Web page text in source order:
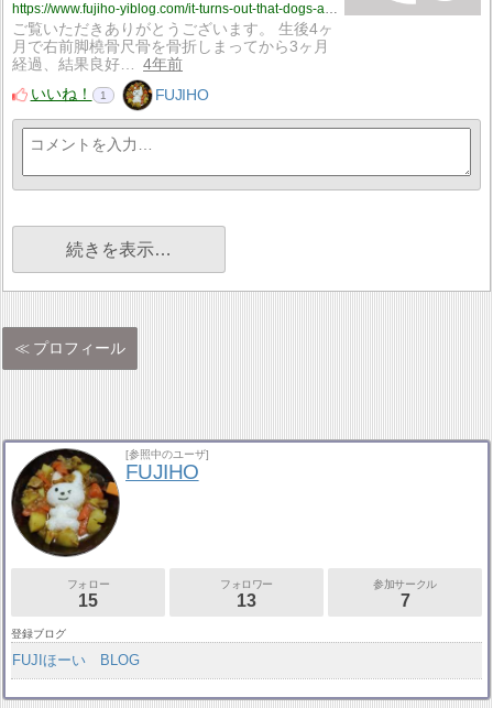
https://www.fujiho-yiblog.com/it-turns-out-that-dogs-also-have-food-likes-and-dislikes-however-i-wanted-them-to-finish-eating-their-current-food-so-i-thought-of-a-way-to-do-it/
ご覧いただきありがとうございます。 生後4ヶ
月で右前脚橈骨尺骨を骨折しまってから3ヶ月
経過、結果良好…
4年前
いいね！
1 FUJIHO
続きを表示…
プロフィール
[参照中のユーザ]
FUJIHO
フォロー
15
フォロワー
13
参加サークル
7
登録ブログ
FUJIほーい BLOG